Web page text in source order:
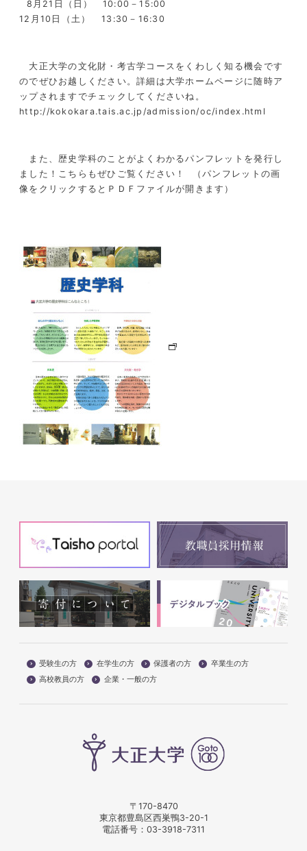
8月21日（日） 10:00－15:00
12月10日（土） 13:30－16:30
大正大学の文化財・考古学コースをくわしく知る機会です
のでぜひお越しください。詳細は大学ホームページに随時ア
ップされますでチェックしてくださいね。
http://kokokara.tais.ac.jp/admission/oc/index.html
また、歴史学科のことがよくわかるパンフレットを発行し
ました！こちらもぜひご覧ください！ （パンフレットの画
像をクリックするとＰＤＦファイルが開きます）
受験生の方 在学生の方 保護者の方
卒業生の方
高校教員の方
企業・一般の方
〒170-8470
東京都豊島区西巣鴨3-20-1
電話番号： 03-3918-7311